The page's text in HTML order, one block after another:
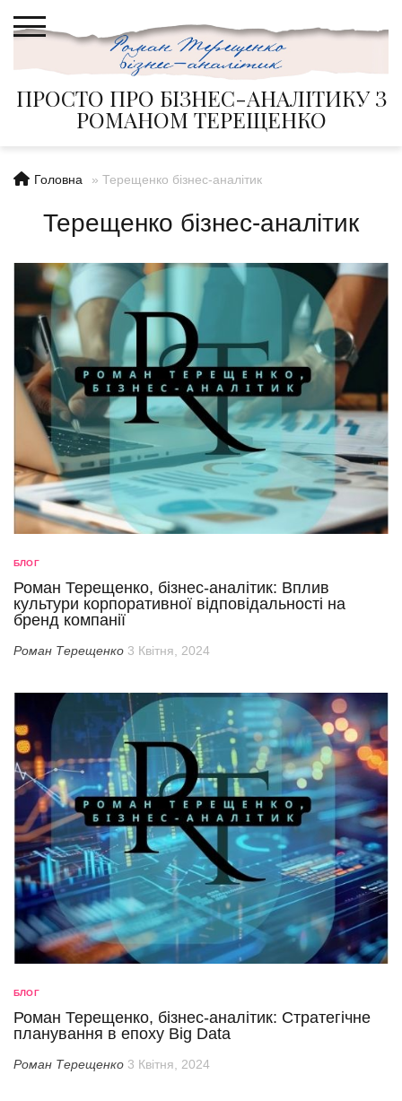
ПРОСТО ПРО БІЗНЕС-АНАЛІТИКУ З
РОМАНОМ ТЕРЕЩЕНКО
Головна » Терещенко бізнес-аналітик
Терещенко бізнес-аналітик
БЛОГ
Роман Терещенко, бізнес-аналітик: Вплив
культури корпоративної відповідальності на
бренд компанії
Роман Терещенко 3 Квітня, 2024
БЛОГ
Роман Терещенко, бізнес-аналітик: Стратегічне
планування в епоху Big Data
Роман Терещенко 3 Квітня, 2024